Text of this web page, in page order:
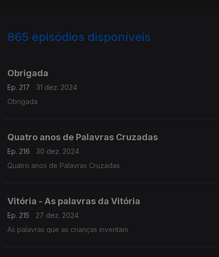
865 episódios disponíveis
Obrigada
Ep. 217
31 dez. 2024
Obrigada
Quatro anos de Palavras Cruzadas
Ep. 216
30 dez. 2024
Quatro anos de Palavras Cruzadas
Vitória - As palavras da Vitória
Ep. 215
27 dez. 2024
As palavras que as crianças inventam